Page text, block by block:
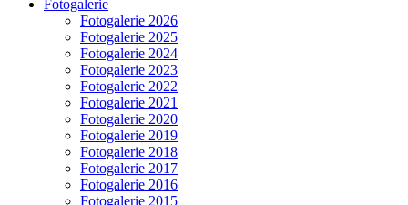
Fotogalerie
Fotogalerie 2026
Fotogalerie 2025
Fotogalerie 2024
Fotogalerie 2023
Fotogalerie 2022
Fotogalerie 2021
Fotogalerie 2020
Fotogalerie 2019
Fotogalerie 2018
Fotogalerie 2017
Fotogalerie 2016
Fotogalerie 2015